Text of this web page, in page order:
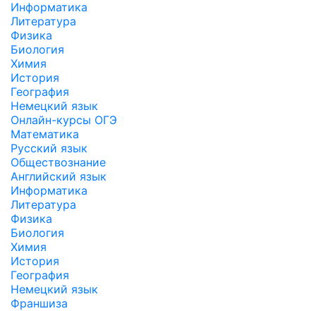
Информатика
Литература
Физика
Биология
Химия
История
География
Немецкий язык
Онлайн-курсы ОГЭ
Математика
Русский язык
Обществознание
Английский язык
Информатика
Литература
Физика
Биология
Химия
История
География
Немецкий язык
Франшиза